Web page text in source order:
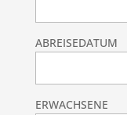
ABREISEDATUM
ERWACHSENE